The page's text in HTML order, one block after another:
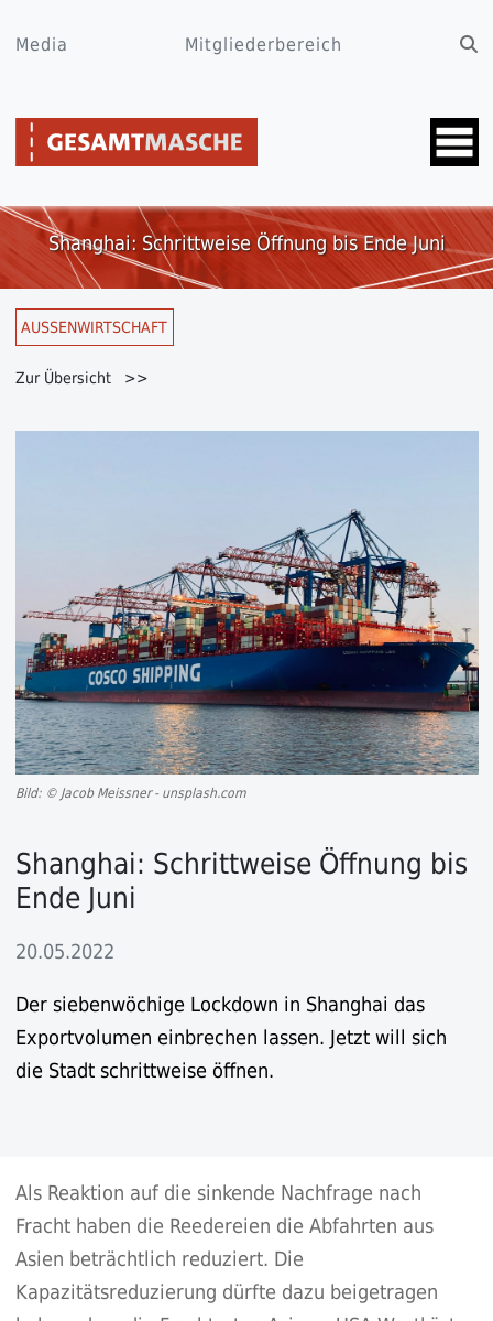
Media Mitgliederbereich
Shanghai: Schrittweise Öffnung bis Ende Juni
AUSSENWIRTSCHAFT
Zur Übersicht >>
Bild: © Jacob Meissner - unsplash.com
Shanghai: Schrittweise Öffnung bis
Ende Juni
20.05.2022
Der siebenwöchige Lockdown in Shanghai das
Exportvolumen einbrechen lassen. Jetzt will sich
die Stadt schrittweise öffnen.
Als Reaktion auf die sinkende Nachfrage nach
Fracht haben die Reedereien die Abfahrten aus
Asien beträchtlich reduziert. Die
Kapazitätsreduzierung dürfte dazu beigetragen